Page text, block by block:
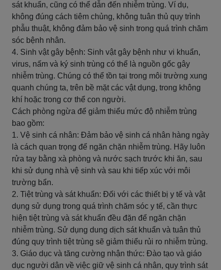
sát khuẩn, cũng có thể dẫn đến nhiễm trùng. Ví dụ,
không đúng cách tiêm chủng, không tuân thủ quy trình
phẫu thuật, không đảm bảo vệ sinh trong quá trình chăm
sóc bệnh nhân.
4. Sinh vật gây bệnh: Sinh vật gây bệnh như vi khuẩn,
virus, nấm và ký sinh trùng có thể là nguồn gốc gây
nhiễm trùng. Chúng có thể tồn tại trong môi trường xung
quanh chúng ta, trên bề mặt các vật dụng, trong không
khí hoặc trong cơ thể con người.
Cách phòng ngừa để giảm thiểu mức độ nhiễm trùng
bao gồm:
1. Vệ sinh cá nhân: Đảm bảo vệ sinh cá nhân hàng ngày
là cách quan trọng để ngăn chặn nhiễm trùng. Hãy luôn
rửa tay bằng xà phòng và nước sạch trước khi ăn, sau
khi sử dụng nhà vệ sinh và sau khi tiếp xúc với môi
trường bẩn.
2. Tiệt trùng và sát khuẩn: Đối với các thiết bị y tế và vật
dụng sử dụng trong quá trình chăm sóc y tế, cần thực
hiện tiệt trùng và sát khuẩn đều đặn để ngăn chặn
nhiễm trùng. Sử dụng dung dịch sát khuẩn và tuân thủ
đúng quy trình tiệt trùng sẽ giảm thiểu rủi ro nhiễm trùng.
3. Giáo dục và tăng cường nhận thức: Đào tạo và giáo
dục người dân về việc giữ vệ sinh cá nhân, quy trình sát